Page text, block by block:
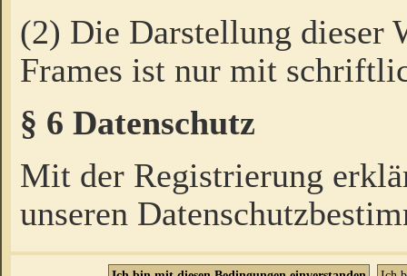
(2) Die Darstellung dieser
Frames ist nur mit
§ 6 Datenschutz
Mit der Registrierung
unseren